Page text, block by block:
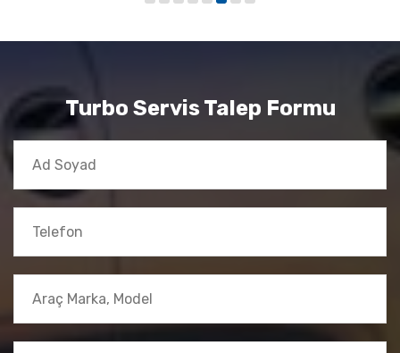
Turbo Servis Talep Formu